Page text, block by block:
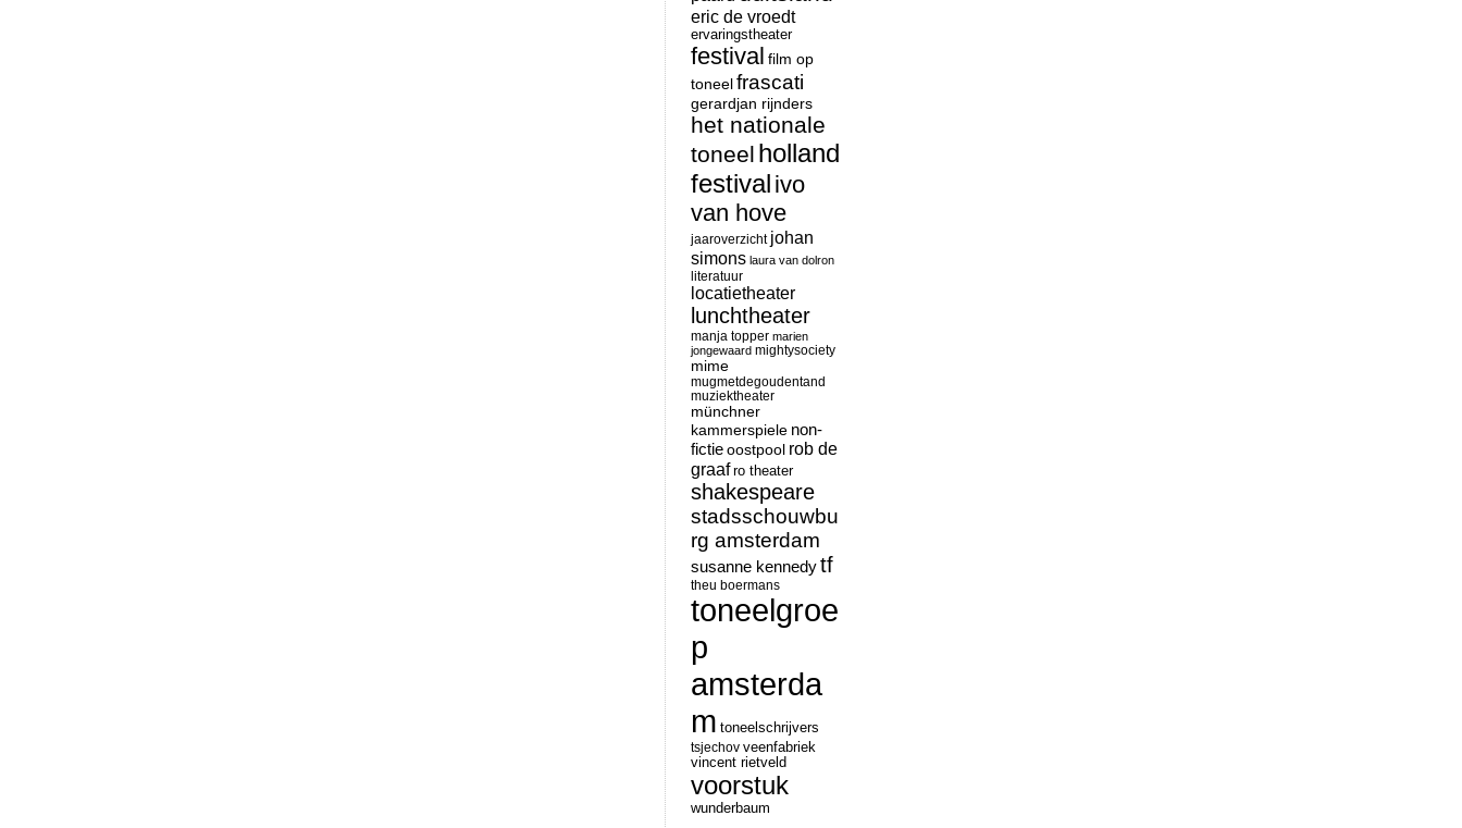
eric de vroedt
ervaringstheater
festival film op
toneelfrascati
gerardjan rijnders
het nationale
toneel holland
festival ivo
van hove
jaaroverzicht johan
simons laura van dolron
literatuur
locatietheater
lunchtheater
manja topper marien
jongewaard mightysociety
mime
mugmetdegoudentand
muziektheater
münchner
kammerspiele non-
fictieoostpool rob de
graaf ro theater
shakespeare
stadsschouwbu
rg amsterdam
susanne kennedytf
theu boermans
toneelgroe
p
amsterda
m toneelschrijvers
tsjechov veenfabriek
vincent rietveld
voorstuk
wunderbaum